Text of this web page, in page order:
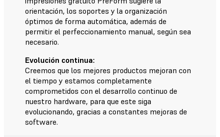
orientación, los soportes y la organización
óptimos de forma automática, además de
permitir el perfeccionamiento manual, según sea
necesario.
Evolución continua:
Creemos que los mejores productos mejoran con
el tiempo y estamos completamente
comprometidos con el desarrollo continuo de
nuestro hardware, para que este siga
evolucionando, gracias a constantes mejoras de
software.